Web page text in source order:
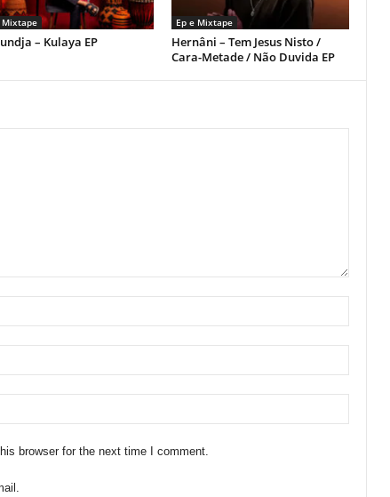
Mixtape
– Kulaya EP
Ep e Mixtape
Hernâni – Tem Jesus Nisto /
Cara-Metade / Não Duvida EP
browser for the next time I comment.